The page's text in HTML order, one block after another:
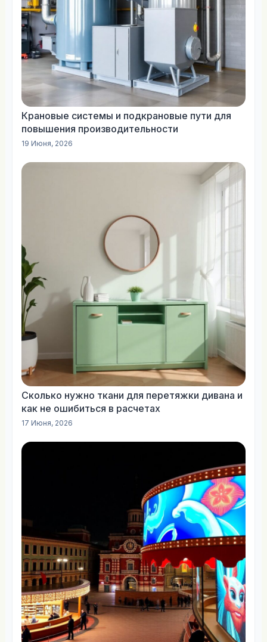
Крановые системы и подкрановые пути для
повышения производительности
19 Июня, 2026
Сколько нужно ткани для перетяжки дивана и
как не ошибиться в расчетах
17 Июня, 2026